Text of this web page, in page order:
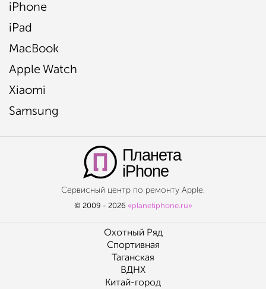
iPhone
iPad
MacBook
Apple Watch
Xiaomi
Samsung
Планета
iPhone
Сервисный центр по ремонту Apple.
© 2009 - 2026 «planetiphone.ru»
Охотный Ряд
Спортивная
Таганская
ВДНХ
Китай-город